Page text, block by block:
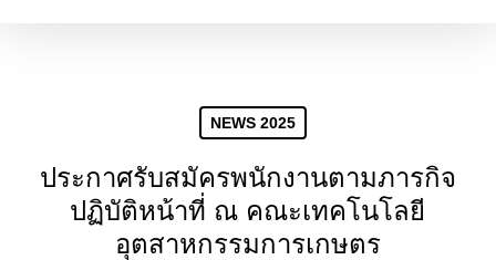
NEWS 2025
ประกาศรับสมัครพนักงานตามภารกิจ
ปฏิบัติหน้าที่ ณ คณะเทคโนโลยี
อุตสาหกรรมการเกษตร